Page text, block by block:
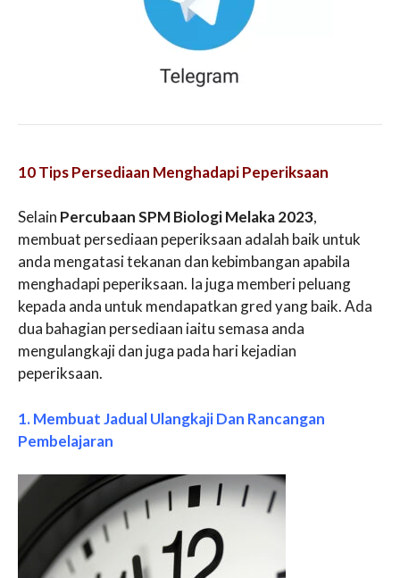
10 Tips Persediaan Menghadapi Peperiksaan
Selain Percubaan SPM Biologi Melaka 2023,
membuat persediaan peperiksaan adalah baik untuk
anda mengatasi tekanan dan kebimbangan apabila
menghadapi peperiksaan. Ia juga memberi peluang
kepada anda untuk mendapatkan gred yang baik. Ada
dua bahagian persediaan iaitu semasa anda
mengulangkaji dan juga pada hari kejadian
peperiksaan.
1. Membuat Jadual Ulangkaji Dan Rancangan
Pembelajaran